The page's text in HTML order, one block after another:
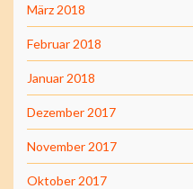
März 2018
Februar 2018
Januar 2018
Dezember 2017
November 2017
Oktober 2017